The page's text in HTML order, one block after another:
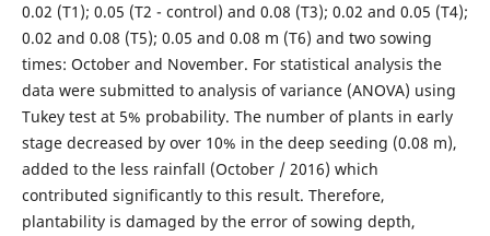
0.02 (T1); 0.05 (T2 - control) and 0.08 (T3); 0.02 and 0.05 (T4);
0.02 and 0.08 (T5); 0.05 and 0.08 m (T6) and two sowing
times: October and November. For statistical analysis the
data were submitted to analysis of variance (ANOVA) using
Tukey test at 5% probability. The number of plants in early
stage decreased by over 10% in the deep seeding (0.08 m),
added to the less rainfall (October / 2016) which
contributed significantly to this result. Therefore,
plantability is damaged by the error of sowing depth,